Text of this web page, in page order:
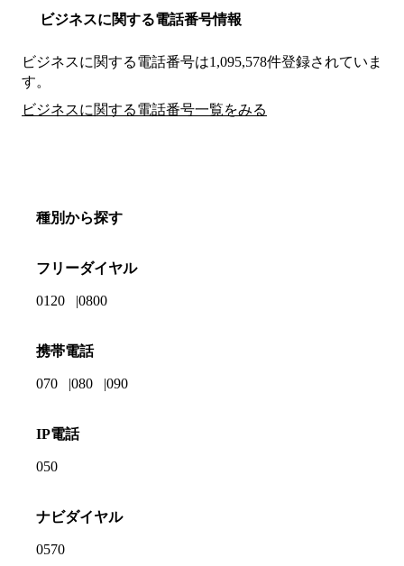
ビジネスに関する電話番号情報
ビジネスに関する電話番号は1,095,578件登録されていま
す。
ビジネスに関する電話番号一覧をみる
種別から探す
フリーダイヤル
0120 0800
携帯電話
070 080 090
IP電話
050
ナビダイヤル
0570